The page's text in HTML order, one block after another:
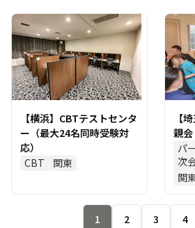
【横浜】CBTテストセンタ
ー（最大24名同時受験対
応）
CBT
関東
【
親会
パ
次
関
1 2 3 4